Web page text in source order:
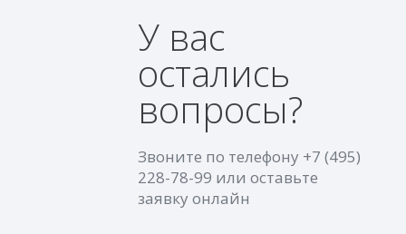
У вас
остались
вопросы?
Звоните по телефону +7 (495)
228-78-99 или оставьте
заявку онлайн